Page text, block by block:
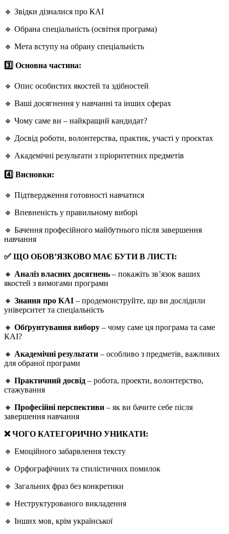
🔹 Звідки дізналися про КАІ
🔹 Обрана спеціальність (освітня програма)
🔹 Мета вступу на обрану спеціальність
3️⃣ Основна частина:
🔹 Опис особистих якостей та здібностей
🔹 Ваші досягнення у навчанні та інших сферах
🔹 Чому саме ви – найкращий кандидат?
🔹 Досвід роботи, волонтерства, практик, участі у проєктах
🔹 Академічні результати з пріоритетних предметів
4️⃣ Висновки:
🔹 Підтвердження готовності навчатися
🔹 Впевненість у правильному виборі
🔹 Бачення професійного майбутнього після завершення
навчання
✅ ЩО ОБОВ’ЯЗКОВО МАЄ БУТИ В ЛИСТІ:
🔸 Аналіз власних досягнень – покажіть зв’язок ваших
якостей з вимогами програми
🔸 Знання про КАІ – продемонструйте, що ви дослідили
університет та спеціальність
🔸 Обґрунтування вибору – чому саме ця програма та саме
КАІ?
🔸 Академічні результати – особливо з предметів, важливих
для обраної програми
🔸 Практичний досвід – робота, проекти, волонтерство,
стажування
🔸 Професійні перспективи – як ви бачите себе після
завершення навчання
❌ ЧОГО КАТЕГОРИЧНО УНИКАТИ:
🔹 Емоційного забарвлення тексту
🔹 Орфографічних та стилістичних помилок
🔹 Загальних фраз без конкретики
🔹 Неструктурованого викладення
🔹 Інших мов, крім української